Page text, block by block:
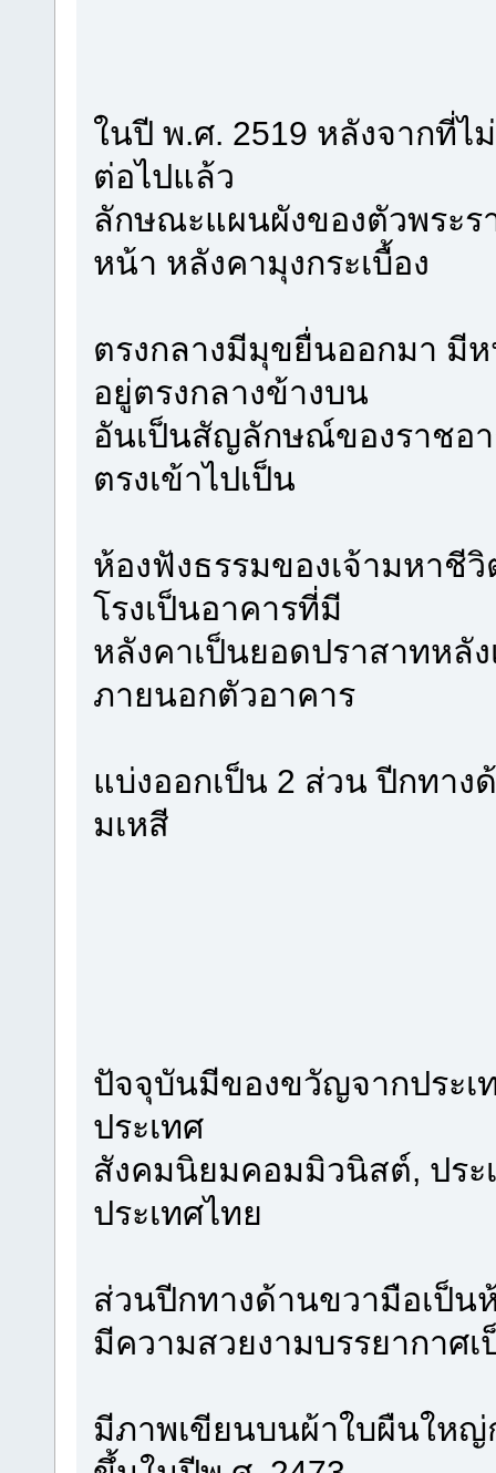
ในปี พ.ศ. 2519 หลังจากที่
ต่อไปแล้ว
ลักษณะแผนผังของตัวพระร
หน้า หลังคามุงกระเบื้อง
ตรงกลางมีมุขยื่นออกมา มี
อยู่ตรงกลางข้างบน
อันเป็นสัญลักษณ์ของราชอ
ตรงเข้าไปเป็น
ห้องฟังธรรมของเจ้ามหาชีวิ
โรงเป็นอาคารที่มี
หลังคาเป็นยอดปราสาทหลั
ภายนอกตัวอาคาร
แบ่งออกเป็น 2 ส่วน ปีกทา
มเหสี
ปัจจุบันมีของขวัญจากประเ
ประเทศ
สังคมนิยมคอมมิวนิสต์, ประ
ประเทศไทย
ส่วนปีกทางด้านขวามือเป็น
มีความสวยงามบรรยากาศ
มีภาพเขียนบนผ้าใบผืนใหญ่